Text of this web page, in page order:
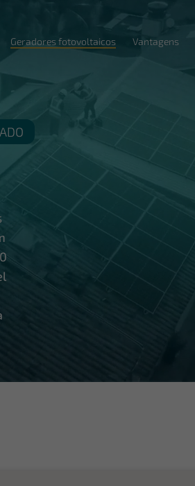
Geradores fotovoltaicos Vantagens